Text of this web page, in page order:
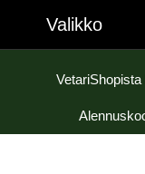
content
Valikko